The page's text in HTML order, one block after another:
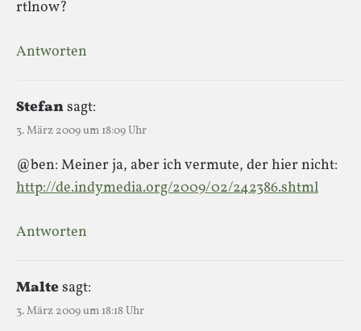
rtlnow?
Antworten
Stefansagt:
3. März 2009 um 18:09 Uhr
@ben: Meiner ja, aber ich vermute, der hier nicht:
http://de.indymedia.org/2009/02/242386.shtml
Antworten
Maltesagt:
3. März 2009 um 18:18 Uhr